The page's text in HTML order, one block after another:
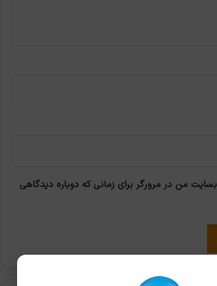
من در مرورگر برای زمانی که دوباره دیدگاهی